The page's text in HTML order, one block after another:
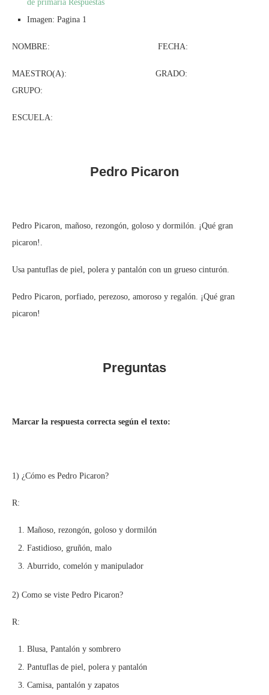
de primaria Respuestas
Imagen: Pagina 1
NOMBRE: FECHA:
MAESTRO(A): GRADO:
GRUPO:
ESCUELA:
Pedro Picaron
Pedro Picaron, mañoso, rezongón, goloso y dormilón. ¡Qué gran
picaron!.
Usa pantuflas de piel, polera y pantalón con un grueso cinturón.
Pedro Picaron, porfiado, perezoso, amoroso y regalón. ¡Qué gran
picaron!
Preguntas
Marcar la respuesta correcta según el texto:
1) ¿Cómo es Pedro Picaron?
R:
Mañoso, rezongón, goloso y dormilón
Fastidioso, gruñón, malo
Aburrido, comelón y manipulador
2) Como se viste Pedro Picaron?
R:
Blusa, Pantalón y sombrero
Pantuflas de piel, polera y pantalón
Camisa, pantalón y zapatos